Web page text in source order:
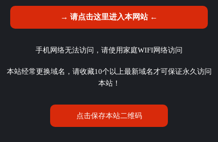
→ 请点击这里进入本网站 ←
手机网络无法访问，请使用家庭WIFI网络访问
本站经常更换域名，请收藏10个以上最新域名才可保证永久访问
本站！
点击保存本站二维码